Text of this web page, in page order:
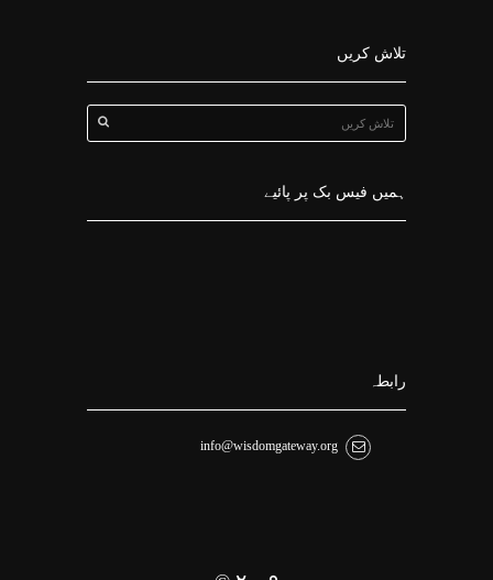
تلاش کریں
ہمیں فیس بک پر پائیے
رابطہ
info@wisdomgateway.org